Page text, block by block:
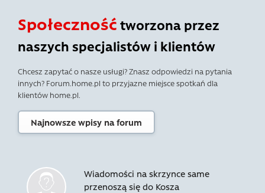
Społeczność tworzona przez
naszych specjalistów i klientów
Chcesz zapytać o nasze usługi? Znasz odpowiedzi na pytania
innych? Forum.home.pl to przyjazne miejsce spotkań dla
klientów home.pl.
Najnowsze wpisy na forum
Wiadomości na skrzynce same
przenoszą się do Kosza